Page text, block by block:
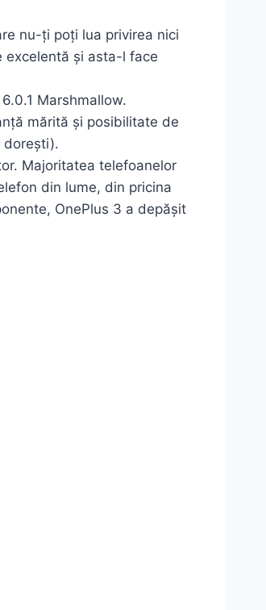
nu-ți poți lua privirea nici
excelentă și asta-l face
Marshmallow.
mărită și posibilitate de
dorești).
Majoritatea telefoanelor
din lume, din pricina
OnePlus 3 a depășit